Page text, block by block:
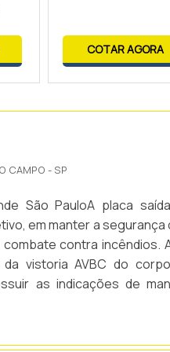
COTAR AGORA
CAMPO - SP
São PauloA placa
em manter a segurança
contra incêndios.
vistoria AVBC do
as indicações de
que a empresa que